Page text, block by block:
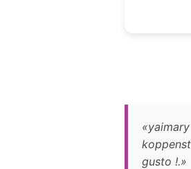
gusto !.»